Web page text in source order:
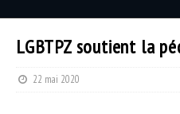
LGBTPZ soutient la
22 mai 2020